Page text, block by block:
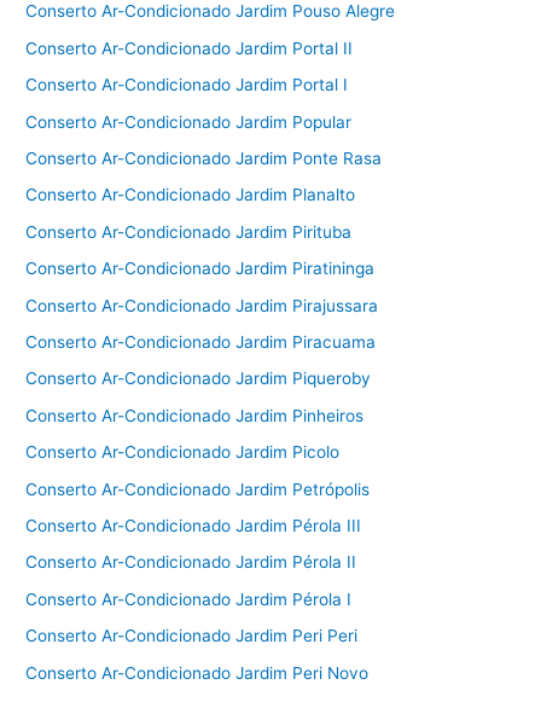
Conserto Ar-Condicionado Jardim Pouso Alegre
Conserto Ar-Condicionado Jardim Portal II
Conserto Ar-Condicionado Jardim Portal I
Conserto Ar-Condicionado Jardim Popular
Conserto Ar-Condicionado Jardim Ponte Rasa
Conserto Ar-Condicionado Jardim Planalto
Conserto Ar-Condicionado Jardim Pirituba
Conserto Ar-Condicionado Jardim Piratininga
Conserto Ar-Condicionado Jardim Pirajussara
Conserto Ar-Condicionado Jardim Piracuama
Conserto Ar-Condicionado Jardim Piqueroby
Conserto Ar-Condicionado Jardim Pinheiros
Conserto Ar-Condicionado Jardim Picolo
Conserto Ar-Condicionado Jardim Petrópolis
Conserto Ar-Condicionado Jardim Pérola III
Conserto Ar-Condicionado Jardim Pérola II
Conserto Ar-Condicionado Jardim Pérola I
Conserto Ar-Condicionado Jardim Peri Peri
Conserto Ar-Condicionado Jardim Peri Novo